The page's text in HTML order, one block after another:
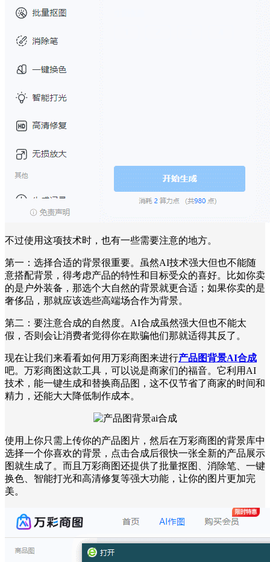
不过使用这项技术时，也有一些需要注意的地方。
第一：选择合适的背景很重要。虽然AI技术强大但也不能随
意搭配背景，得考虑产品的特性和目标受众的喜好。比如你卖
的是户外装备，那选个大自然的背景就更合适；如果你卖的是
奢侈品，那就应该选些高端场合作为背景。
第二：要注意合成的自然度。AI合成虽然强大但也不能太
假，否则会让消费者觉得你在欺骗他们那就适得其反了。
现在让我们来看看如何用万彩商图来进行产品图背景AI合成
吧。万彩商图这款工具，可以说是商家们的福音。它利用AI
技术，能一键生成和替换商品图，这不仅节省了商家的时间和
精力，还能大大降低制作成本。
使用上你只需上传你的产品图片，然后在万彩商图的背景库中
选择一个你喜欢的背景，点击合成后很快一张全新的产品展示
图就生成了。而且万彩商图还提供了批量抠图、消除笔、一键
换色、智能打光和高清修复等强大功能，让你的图片更加完
美。